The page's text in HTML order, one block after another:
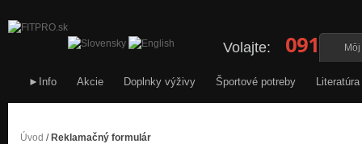
Volajte: 0911
►Info Akcie Doplnky výživy Športové potreby Literatúra
Úvod / Reklamačný formulár